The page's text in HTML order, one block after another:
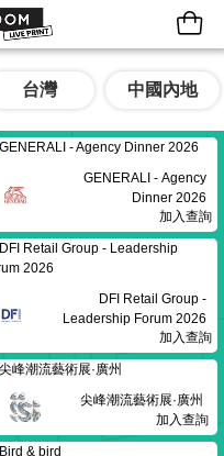
台灣 中國內地
GENERALI - Agency
Dinner 2026
加入查詢
DFI Retail Group -
Leadership Forum 2026
加入查詢
尖峰潮流藝術展·廣州
加入查詢